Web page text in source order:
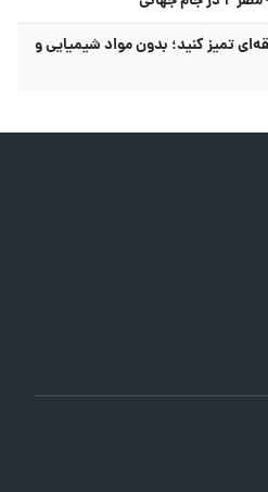
را با این ترفند ۵ دقیقه‌ای تمیز کنید؛ بدون مواد شیمیایی و